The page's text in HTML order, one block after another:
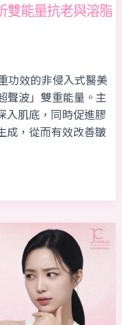
雙能量抗老與溶脂
功效的非侵入式醫美
聲波」雙重能量。主
入肌底，同時促進膠
成，從而有效改善皺